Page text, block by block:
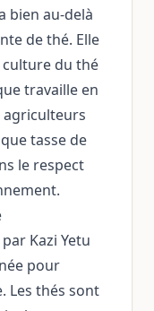
bien au-delà
de thé. Elle
du thé
travaille en
agriculteurs
tasse de
le respect
Kazi Yetu
pour
Les thés sont